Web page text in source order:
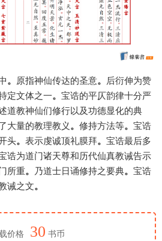
。 原指神仙传达的圣意。
后衍伸为赞
定文体之一。 宝诰的平仄韵律十分严
道教神仙们修行以及功德显化的典
大量的教理教义 。 修持方法等。 宝诰
头。 表示虔诚顶礼膜拜。 宝诰最后多
诰为道门诸天尊和历代仙真教诫告示
所重。 乃道士日诵修持之要典。 宝诰
诫之文。
价格 30 书币